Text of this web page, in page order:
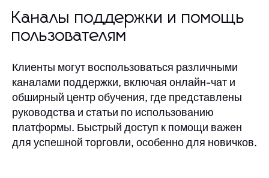
Каналы поддержки и помощь
пользователям
Клиенты могут воспользоваться различными
каналами поддержки, включая онлайн-чат и
обширный центр обучения, где представлены
руководства и статьи по использованию
платформы. Быстрый доступ к помощи важен
для успешной торговли, особенно для новичков.